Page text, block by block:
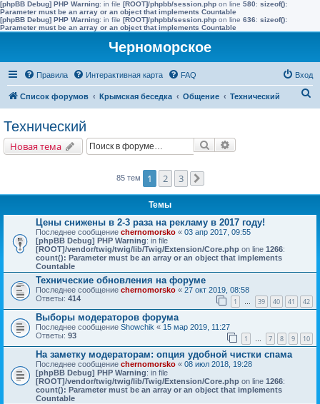
[phpBB Debug] PHP Warning: in file [ROOT]/phpbb/session.php on line 580: sizeof():
Parameter must be an array or an object that implements Countable
[phpBB Debug] PHP Warning: in file [ROOT]/phpbb/session.php on line 636: sizeof():
Parameter must be an array or an object that implements Countable
Черноморское
Правила Интерактивная карта FAQ Вход
Список форумов Крымская беседка Общение Технический
Технический
Новая тема Поиск
85 тем 1 2 3
Темы
Цены снижены в 2-3 раза на рекламу в 2017 году!
Последнее сообщение chernomorsko « 03 апр 2017, 09:55
[phpBB Debug] PHP Warning: in file
[ROOT]/vendor/twig/twig/lib/Twig/Extension/Core.php on line 1266:
count(): Parameter must be an array or an object that implements
Countable
Технические обновления на форуме
Последнее сообщение chernomorsko « 27 окт 2019, 08:58
Ответы: 414 1 … 39 40 41 42
Выборы модераторов форума
Последнее сообщение Showchik « 15 мар 2019, 11:27
Ответы: 93 1 … 7 8 9 10
На заметку модераторам: опция удобной чистки спама
Последнее сообщение chernomorsko « 08 июл 2018, 19:28
[phpBB Debug] PHP Warning: in file
[ROOT]/vendor/twig/twig/lib/Twig/Extension/Core.php on line 1266:
count(): Parameter must be an array or an object that implements
Countable